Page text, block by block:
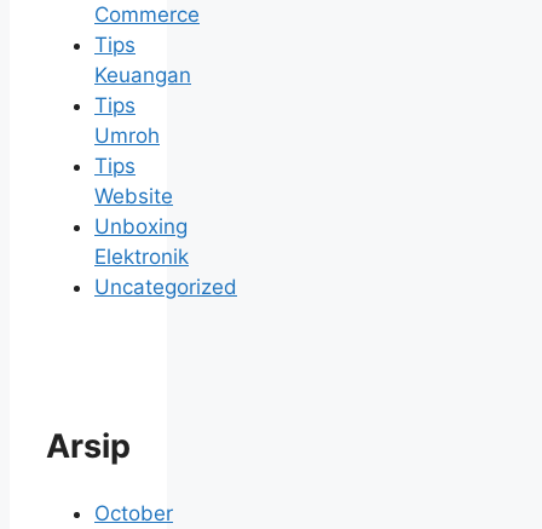
Commerce
Tips
Keuangan
Tips
Umroh
Tips
Website
Unboxing
Elektronik
Uncategorized
Arsip
October